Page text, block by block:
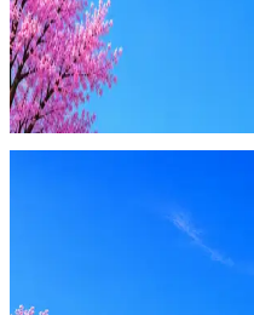
Будьте осторожны: если
Google, iCloud или
запустить ПО или
Жмите Пожаловаться
Стратегия поиска с